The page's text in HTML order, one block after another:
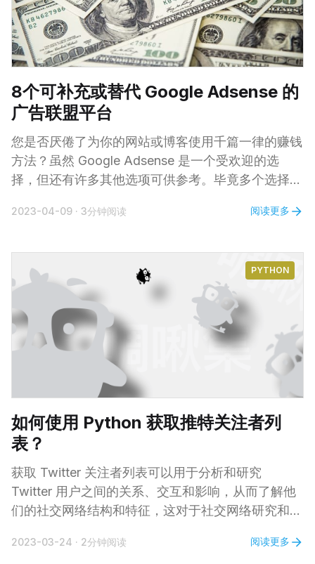
出来。此外，每当需要修改图表时，都需要重新绘制
图表或者调整对齐方式。 3.
8个可补充或替代 Google Adsense 的
广告联盟平台
您是否厌倦了为你的网站或博客使用千篇一律的赚钱
方法？虽然 Google Adsense 是一个受欢迎的选
择，但还有许多其他选项可供参考。毕竟多个选择多
重要策略。 小编在此整理了8种可以替代或补充谷歌
本都比 Google Adsense 低，也就是说您可以赚取
美元！其中一些是比较老牌的广告联盟平台，当然也
有一些是新平台。 小编将从 CPM 以及广告形式两
个角度给予总结，希望可以助您获得更加丰厚和稳定
的收入。 MediaNet 这个由雅虎和必应（Bing）运
营的广告联盟提供多种广告格式，包括展示广告、原
生广告和移动广告。发布者从其网站产生的广告收入
中赚取一定比例的收益，因此是个利润可观的选择。
2023-04-09 · 3分钟阅读 阅读更多
PYTHON
如何使用 Python 获取推特关注者列
表？
获取 Twitter 关注者列表可以用于分析和研究
Twitter 用户之间的关系、交互和影响，从而了解他
们的社交网络结构和特征，这对于社交网络研究和数
获取Twitter关注者列表的程序需要使用Twitter API
2023-03-24 · 2分钟阅读 阅读更多